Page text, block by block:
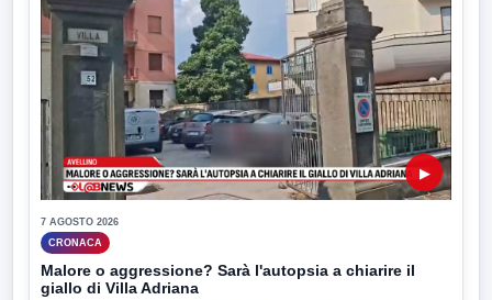
▶
7 AGOSTO 2026
CRONACA
Malore o aggressione? Sarà l'autopsia a chiarire il
giallo di Villa Adriana